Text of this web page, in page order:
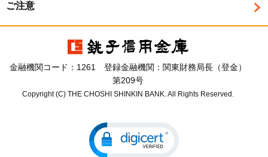
ご注意
金融機関コード：1261 登録金融機関：関東財務局長（登金）
第209号
Copyright (C) THE CHOSHI SHINKIN BANK. All Rights Reserved.